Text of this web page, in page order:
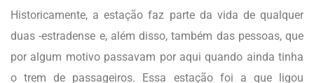
Historicamente, a estação faz parte da vida de qualquer
duas -estradense e, além disso, também das pessoas, que
por algum motivo passavam por aqui quando ainda tinha
o trem de passageiros. Essa estação foi a que ligou